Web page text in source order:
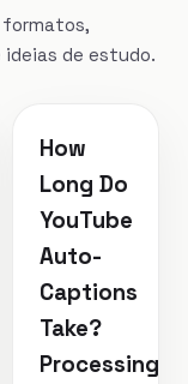
de estudo.
How
Long Do
YouTube
Auto-
Captions
Take?
Processing